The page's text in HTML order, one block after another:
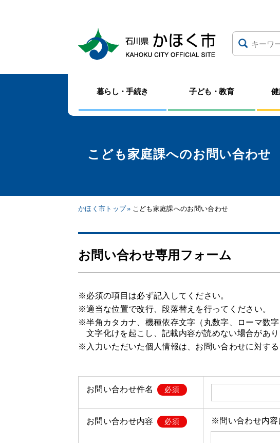
暮らし・手続き 子ども・教育 健
こども家庭課へのお問い合わせ
かほく市トップ こども家庭課へのお問い合わせ
お問い合わせ専用フォーム
※必須の項目は必ず記入してください。
※適当な位置で改行、段落替えを行ってください。
※半角カタカナ、機種依存文字（丸数字、ローマ数
文字化けを起こし、記載内容が読めない場合があり
※入力いただいた個人情報は、お問い合わせに対す
お問い合わせ件名 必須
お問い合わせ内容 必須 ※問い合わせ内容